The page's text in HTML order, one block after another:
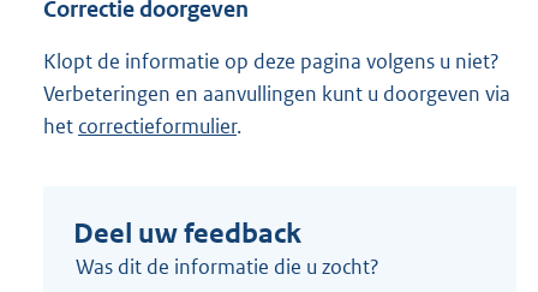
Correctie doorgeven
Klopt de informatie op deze pagina volgens u niet?
Verbeteringen en aanvullingen kunt u doorgeven via
het correctieformulier.
Deel uw feedback
Was dit de informatie die u zocht?